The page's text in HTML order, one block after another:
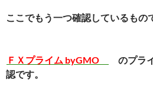
ここでもう一つ確認しているもの
ＦＸプライム byGMO
のプラ
認です。